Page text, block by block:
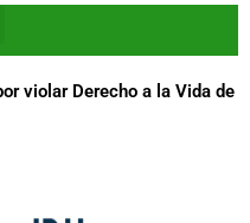
violar Derecho a la Vida de